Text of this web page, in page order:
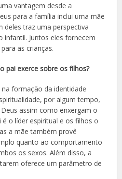
vantagem desde a
para a família inclui uma mãe
deles traz uma perspectiva
infantil. Juntos eles fornecem
as crianças.
pai exerce sobre os filhos?
formação da identidade
por algum tempo,
assim como enxergam o
o líder espiritual e os filhos o
a mãe também provê
quanto ao comportamento
os sexos. Além disso, a
oferece um parâmetro de